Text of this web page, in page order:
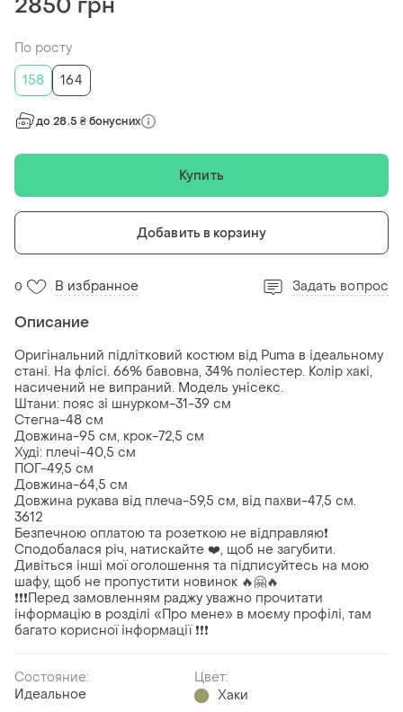
2850 грн
По росту
158
164
до 28.5 ₴ бонусних
Купить
Добавить в корзину
0 В избранное Задать вопрос
Описание
Оригінальний підлітковий костюм від Puma в ідеальному
стані. На флісі. 66% бавовна, 34% поліестер. Колір хакі,
насичений не випраний. Модель унісекс.
Штани: пояс зі шнурком-31-39 см
Стегна-48 см
Довжина-95 см, крок-72,5 см
Худі: плечі-40,5 см
ПОГ-49,5 см
Довжина-64,5 см
Довжина рукава від плеча-59,5 см, від пахви-47,5 см.
3612
Безпечною оплатою та розеткою не відправляю❗️
Сподобалася річ, натискайте ❤️, щоб не загубити.
Дивіться інші мої оголошення та підписуйтесь на мою
шафу, щоб не пропустити новинок 🔥🤗🔥
❗️❗️❗️Перед замовленням раджу уважно прочитати
інформацію в розділі «Про мене» в моєму профілі, там
багато корисної інформації ❗️❗️❗️
Состояние:
Идеальное
Цвет:
Хаки